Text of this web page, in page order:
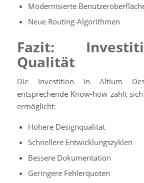
Modernisierte
Neue Routing-Algorithmen
Fazit:
Qualität
Die Investition in Altium
entsprechende Know-how zahlt
ermöglicht:
Höhere Designqualität
Schnellere Entwicklungszyklen
Bessere Dokumentation
Geringere Fehlerquoten